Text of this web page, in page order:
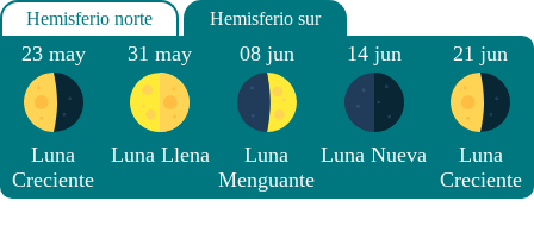
23 may
Luna
Creciente
31 may
Luna Llena
08 jun
Luna
Menguante
14 jun
Luna Nueva
21 jun
Luna
Creciente